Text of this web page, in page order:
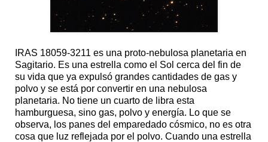
IRAS 18059-3211 es una proto-nebulosa planetaria en
Sagitario. Es una estrella como el Sol cerca del fin de
su vida que ya expulsó grandes cantidades de gas y
polvo y se está por convertir en una nebulosa
planetaria. No tiene un cuarto de libra esta
hamburguesa, sino gas, polvo y energía. Lo que se
observa, los panes del emparedado cósmico, no es otra
cosa que luz reflejada por el polvo. Cuando una estrella